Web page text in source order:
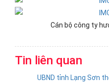
Cán bộ công ty
Tin liên quan
UBND tỉnh Lạng Sơn